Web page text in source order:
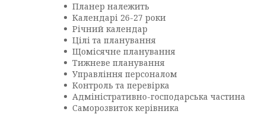
Планер належить
Календарі 26-27 роки
Річний календар
Цілі та планування
Щомісячне планування
Тижневе планування
Управління персоналом
Контроль та перевірка
Адміністративно-господарська частина
Саморозвиток керівника